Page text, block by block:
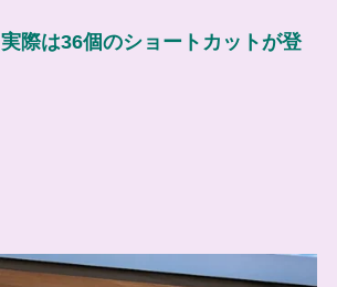
実際は36個のショートカットが登